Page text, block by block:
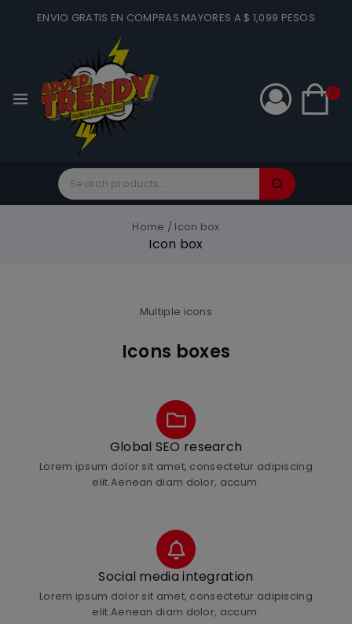
ENVIO GRATIS EN COMPRAS MAYORES A $ 1,099 PESOS
0
Home / Icon box
Icon box
Multiple icons
Icons boxes
Global SEO research
Lorem ipsum dolor sit amet, consectetur adipiscing
elit.Aenean diam dolor, accum.
Social media integration
Lorem ipsum dolor sit amet, consectetur adipiscing
elit.Aenean diam dolor, accum.